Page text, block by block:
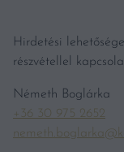
Hirdetési
részvétellel
Németh Boglárka
+36 30 975 2652